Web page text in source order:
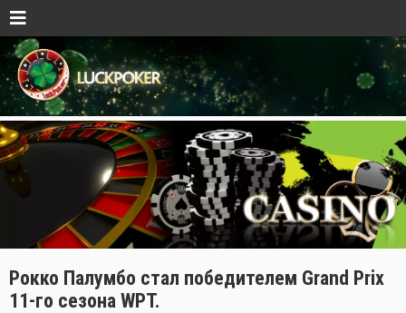
Рокко Палумбо стал победителем Grand Prix
11-го сезона WPT.